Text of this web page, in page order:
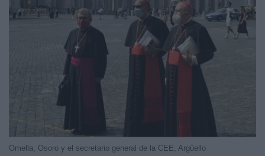
Omella, Osoro y el secretario general de la CEE, Argüello